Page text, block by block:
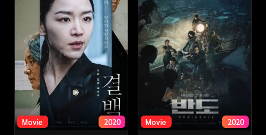
Movie 2020 Movie 2020